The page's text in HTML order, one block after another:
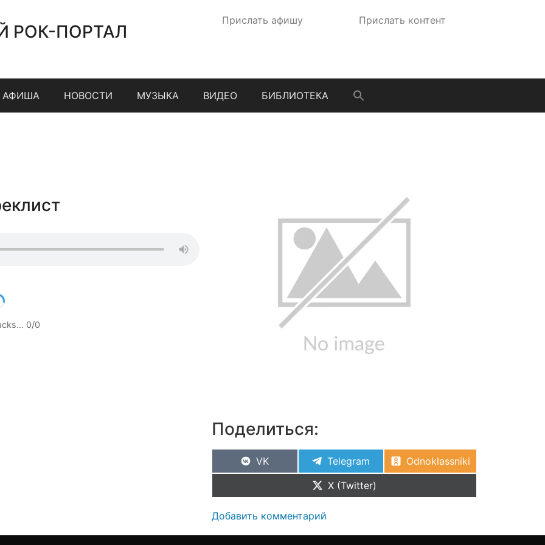
РОК-ПОРТАЛ
Прислать афишу Прислать контент
АФИША НОВОСТИ МУЗЫКА ВИДЕО БИБЛИОТЕКА
0/0
Поделиться:
VK Telegram
Odnoklassniki
X (Twitter)
Добавить комментарий